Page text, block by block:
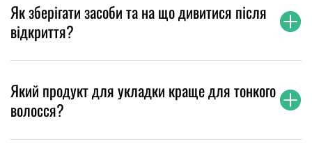
Як зберігати засоби та на що дивитися після
відкриття?
Який продукт для укладки краще для тонкого
волосся?